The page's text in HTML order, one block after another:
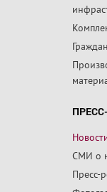
СМИ о
Пресс-